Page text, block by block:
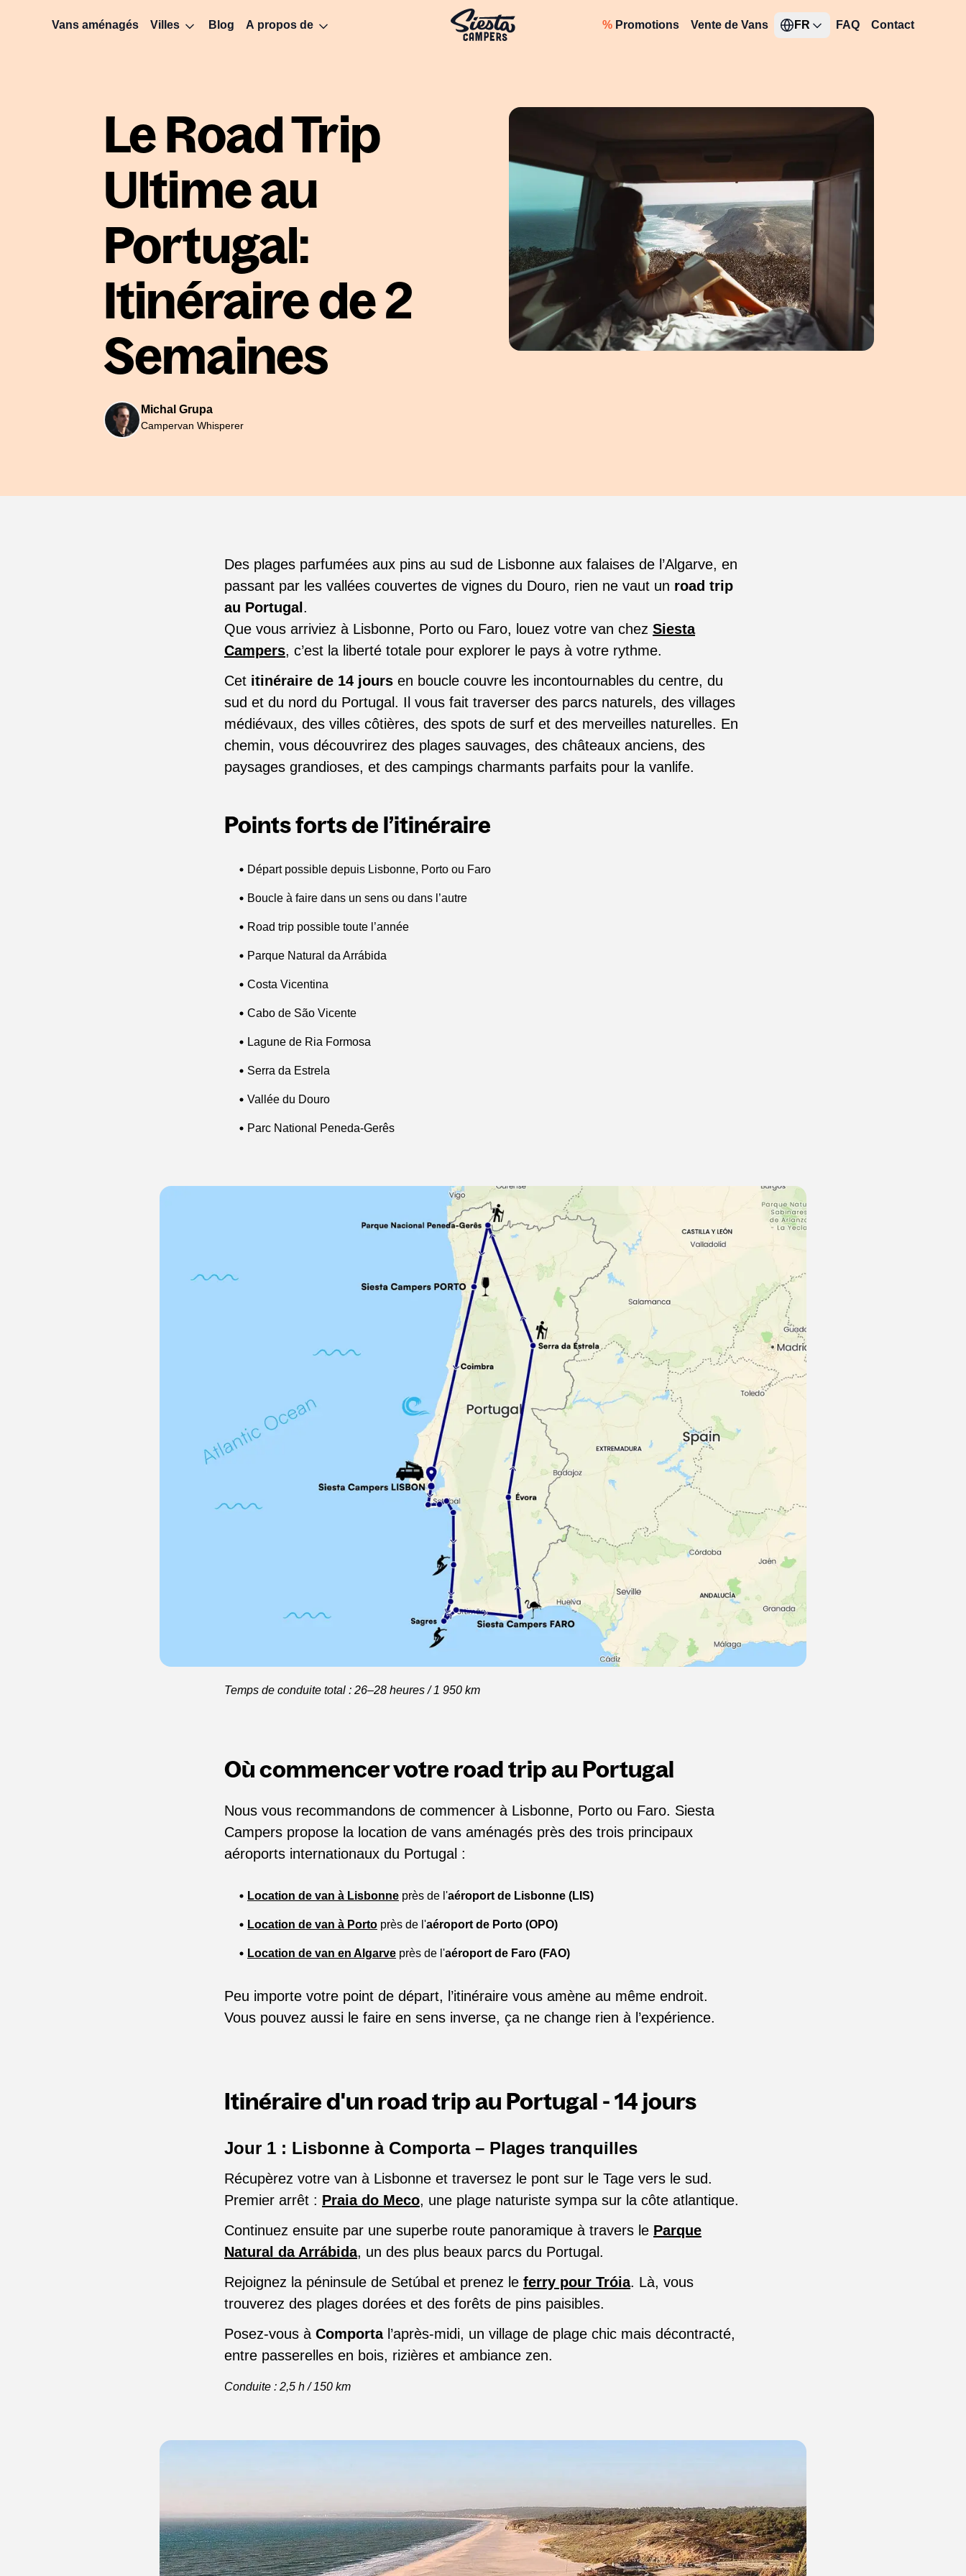
Vans aménagés Villes Blog A propos de % Promotions Vente de Vans FR FAQ Contact
Le Road Trip
Ultime au
Portugal:
Itinéraire de 2
Semaines
Michal Grupa
Campervan Whisperer
Des plages parfumées aux pins au sud de Lisbonne aux falaises de l’Algarve, en
passant par les vallées couvertes de vignes du Douro, rien ne vaut un road trip
au Portugal .
Que vous arriviez à Lisbonne, Porto ou Faro, louez votre van chez Siesta
Campers, c’est la liberté totale pour explorer le pays à votre rythme.
Cet itinéraire de 14 jours en boucle couvre les incontournables du centre, du
sud et du nord du Portugal. Il vous fait traverser des parcs naturels, des villages
médiévaux, des villes côtières, des spots de surf et des merveilles naturelles. En
chemin, vous découvrirez des plages sauvages, des châteaux anciens, des
paysages grandioses, et des campings charmants parfaits pour la vanlife.
Points forts de l’itinéraire
Départ possible depuis Lisbonne, Porto ou Faro
Boucle à faire dans un sens ou dans l’autre
Road trip possible toute l’année
Parque Natural da Arrábida
Costa Vicentina
Cabo de São Vicente
Lagune de Ria Formosa
Serra da Estrela
Vallée du Douro
Parc National Peneda-Gerês
Temps de conduite total : 26–28 heures / 1 950 km
Où commencer votre road trip au Portugal
Nous vous recommandons de commencer à Lisbonne, Porto ou Faro. Siesta
Campers propose la location de vans aménagés près des trois principaux
aéroports internationaux du Portugal :
Location de van à Lisbonne près de l'aéroport de Lisbonne (LIS)
Location de van à Porto près de l'aéroport de Porto (OPO)
Location de van en Algarve près de l'aéroport de Faro (FAO)
Peu importe votre point de départ, l’itinéraire vous amène au même endroit.
Vous pouvez aussi le faire en sens inverse, ça ne change rien à l’expérience.
Itinéraire d'un road trip au Portugal - 14 jours
Jour 1 : Lisbonne à Comporta – Plages tranquilles
Récupèrez votre van à Lisbonne et traversez le pont sur le Tage vers le sud.
Premier arrêt : Praia do Meco, une plage naturiste sympa sur la côte atlantique.
Continuez ensuite par une superbe route panoramique à travers le Parque
Natural da Arrábida, un des plus beaux parcs du Portugal.
Rejoignez la péninsule de Setúbal et prenez le ferry pour Tróia. Là, vous
trouverez des plages dorées et des forêts de pins paisibles.
Posez-vous à Comportal’après-midi, un village de plage chic mais décontracté,
entre passerelles en bois, rizières et ambiance zen.
Conduite : 2,5 h / 150 km